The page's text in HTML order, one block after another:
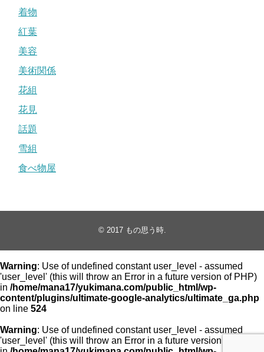
着物
紅葉
美容
美術関係
花組
花見
話題
雪組
食べ物屋
© 2017 もの思う時.
Warning: Use of undefined constant user_level - assumed
'user_level' (this will throw an Error in a future version of PHP)
in /home/mana17/yukimana.com/public_html/wp-
content/plugins/ultimate-google-analytics/ultimate_ga.php
on line 524
Warning: Use of undefined constant user_level - assumed
'user_level' (this will throw an Error in a future version of PHP)